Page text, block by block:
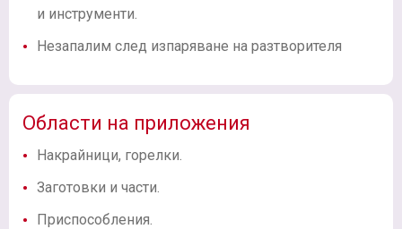
и инструменти.
Незапалим след изпаряване на разтворителя
Области на приложения
Накрайници, горелки.
Заготовки и части.
Приспособления.